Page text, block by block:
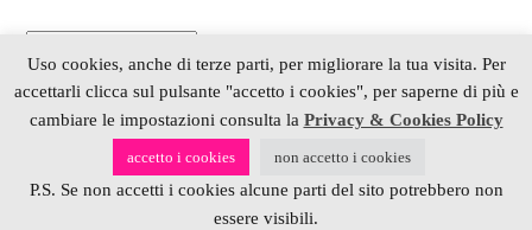
Archivio
COPYRIGHT 2006-2023 ALESSIA SCRAP & CRAFT |
PARTNERDEPOSITPHOTOS| P. IVA 01574070098 |
REALIZZATO DA4BLOG.INFO
BACK TO TOP
Uso cookies, anche di terze parti, per migliorare la tua visita. Per
accettarli clicca sul pulsante "accetto i cookies", per saperne di più e
cambiare le impostazioni consulta la Privacy & Cookies Policy
accetto i cookies non accetto i cookies
P.S. Se non accetti i cookies alcune parti del sito potrebbero non
essere visibili.